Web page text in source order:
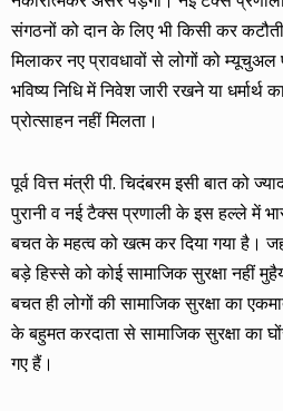
संगठनों को दान के लिए भी किसी कर
मिलाकर नए प्रावधावों से लोगों को
भविष्य निधि में निवेश जारी रखने या
प्रोत्साहन नहीं मिलता।
पूर्व वित्त मंत्री पी. चिदंबरम इसी बात को
पुरानी व नई टैक्स प्रणाली के इस हल्ले में
बचत के महत्व को खत्म कर दिया गया है।
बड़े हिस्से को कोई सामाजिक सुरक्षा नहीं
बचत ही लोगों की सामाजिक सुरक्षा का
के बहुमत करदाता से सामाजिक सुरक्षा का
गए हैं।